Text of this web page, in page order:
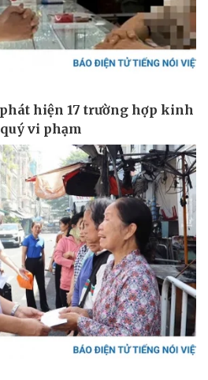
Ô tô - Xe máy
Xe máy
Tư vấn